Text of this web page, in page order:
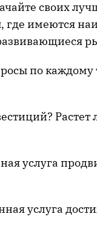
своих
где имеются
по
Растет
услуга
услуга